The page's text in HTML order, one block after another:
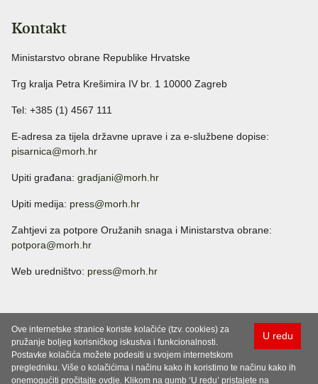
Kontakt
Ministarstvo obrane Republike Hrvatske
Trg kralja Petra Krešimira IV br. 1 10000 Zagreb
Tel: +385 (1) 4567 111
E-adresa za tijela državne uprave i za e-službene dopise:
pisarnica@morh.hr
Upiti građana: gradjani@morh.hr
Upiti medija: press@morh.hr
Zahtjevi za potpore Oružanih snaga i Ministarstva obrane:
potpora@morh.hr
Web uredništvo: press@morh.hr
U redu
Ove internetske stranice koriste kolačiće (tzv. cookies) za
pružanje boljeg korisničkog iskustva i funkcionalnosti.
Postavke kolačića možete podesiti u svojem internetskom
pregledniku. Više o kolačićima i načinu kako ih koristimo te načinu kako ih
onemogućiti pročitajte ovdje. Klikom na gumb ‘U redu’ pristajete na